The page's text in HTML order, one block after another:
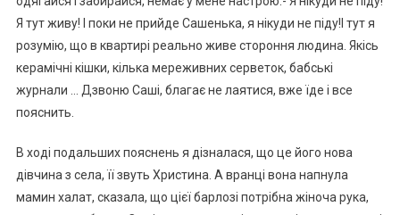
Я тут живу! І поки не прийде Сашенька, я нікуди не піду!І тут я
розумію, що в квартирі реально живе стороння людина. Якісь
керамічні кішки, кілька мереживних серветок, бабські
журнали … Дзвоню Саші, благає не лаятися, вже їде і все
пояснить.
В ході подальших пояснень я дізналася, що це його нова
дівчина з села, її звуть Христина. А вранці вона напнула
мамин халат, сказала, що цієї барлозі потрібна жіноча рука,